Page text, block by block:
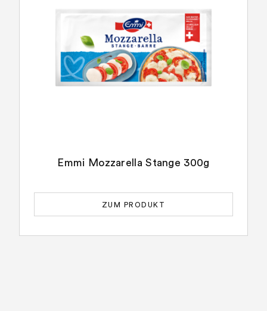
Emmi Mozzarella Stange 300g
ZUM PRODUKT